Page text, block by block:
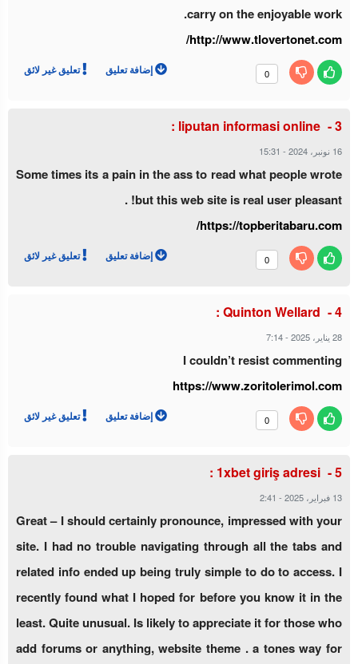
carry on the enjoyable work.
http://www.tlovertonet.com/
0 إضافة تعليق تعليق غير لائق
liputan informasi online :
16 نونبر، 2024 -
15:31
Some times its a pain in the ass to read what people wrote
but this web site is real user pleasant! .
https://topberitabaru.com/
0 إضافة تعليق تعليق غير لائق
Quinton Wellard :
28 يناير، 2025 -
7:14
I couldn’t resist commenting
https://www.zoritolerimol.com
0 إضافة تعليق تعليق غير لائق
1xbet giriş adresi :
13 فبراير، 2025 -
2:41
Great – I should certainly pronounce, impressed with your
site. I had no trouble navigating through all the tabs and
related info ended up being truly simple to do to access. I
recently found what I hoped for before you know it in the
least. Quite unusual. Is likely to appreciate it for those who
add forums or anything, website theme . a tones way for